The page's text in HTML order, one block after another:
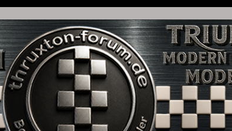
Bonneville Baureihen ab BJ 2001. Triumph Bonneville, Thruxton,